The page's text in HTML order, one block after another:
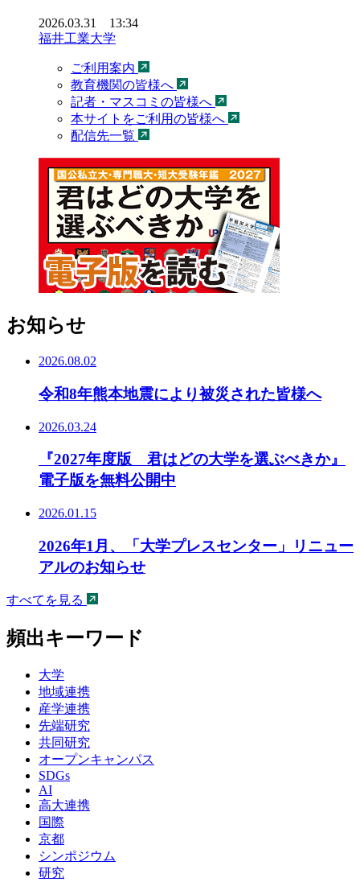
2026.03.31 13:34
福井工業大学
ご利用案内
教育機関の皆様へ
記者・マスコミの皆様へ
本サイトをご利用の皆様へ
配信先一覧
お知らせ
2026.08.02
令和8年熊本地震により被災された皆様へ
2026.03.24
『2027年度版 君はどの大学を選ぶべきか』
電子版を無料公開中
2026.01.15
2026年1月、「大学プレスセンター」リニュー
アルのお知らせ
すべてを見る
頻出キーワード
大学
地域連携
産学連携
先端研究
共同研究
オープンキャンパス
SDGs
AI
高大連携
国際
京都
シンポジウム
研究